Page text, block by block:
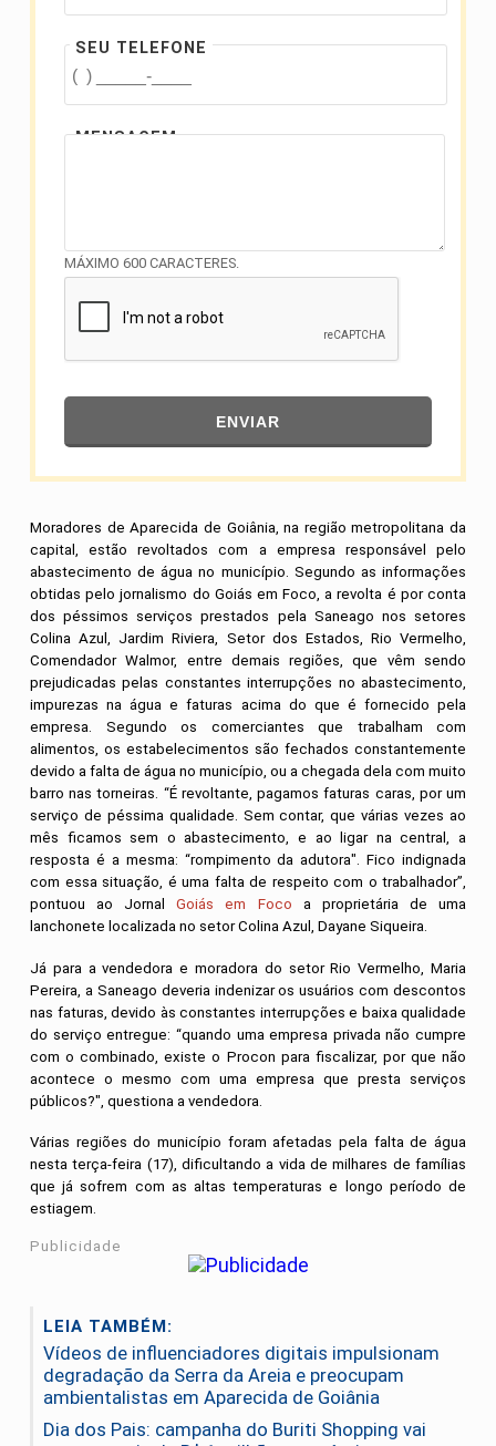
SEU TELEFONE
MENSAGEM
MÁXIMO 600 CARACTERES.
ENVIAR
Moradores de Aparecida de Goiânia, na região metropolitana da
capital, estão revoltados com a empresa responsável pelo
abastecimento de água no município. Segundo as informações
obtidas pelo jornalismo do Goiás em Foco, a revolta é por conta
dos péssimos serviços prestados pela Saneago nos setores
Colina Azul, Jardim Riviera, Setor dos Estados, Rio Vermelho,
Comendador Walmor, entre demais regiões, que vêm sendo
prejudicadas pelas constantes interrupções no abastecimento,
impurezas na água e faturas acima do que é fornecido pela
empresa. Segundo os comerciantes que trabalham com
alimentos, os estabelecimentos são fechados constantemente
devido a falta de água no município, ou a chegada dela com muito
barro nas torneiras. “É revoltante, pagamos faturas caras, por um
serviço de péssima qualidade. Sem contar, que várias vezes ao
mês ficamos sem o abastecimento, e ao ligar na central, a
resposta é a mesma: “rompimento da adutora". Fico indignada
com essa situação, é uma falta de respeito com o trabalhador”,
pontuou ao JornalGoiás em Foco a proprietária de uma
lanchonete localizada no setor Colina Azul, Dayane Siqueira.
Já para a vendedora e moradora do setor Rio Vermelho, Maria
Pereira, a Saneago deveria indenizar os usuários com descontos
nas faturas, devido às constantes interrupções e baixa qualidade
do serviço entregue: “quando uma empresa privada não cumpre
com o combinado, existe o Procon para fiscalizar, por que não
acontece o mesmo com uma empresa que presta serviços
públicos?", questiona a vendedora.
Várias regiões do município foram afetadas pela falta de água
nesta terça-feira (17), dificultando a vida de milhares de famílias
que já sofrem com as altas temperaturas e longo período de
estiagem.
Publicidade
LEIA TAMBÉM:
Vídeos de influenciadores digitais impulsionam
degradação da Serra da Areia e preocupam
ambientalistas em Aparecida de Goiânia
Dia dos Pais: campanha do Buriti Shopping vai